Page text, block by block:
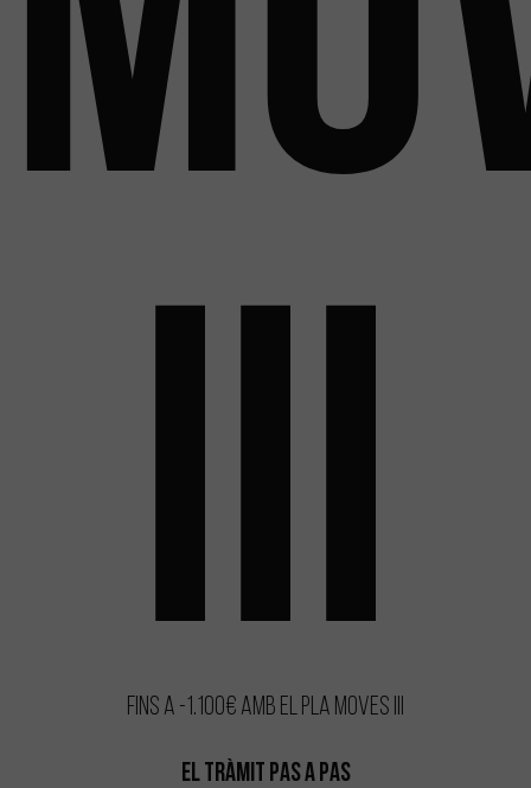
III
Fins a -1.100€ amb el Pla Moves III
El tràmit pas a pas